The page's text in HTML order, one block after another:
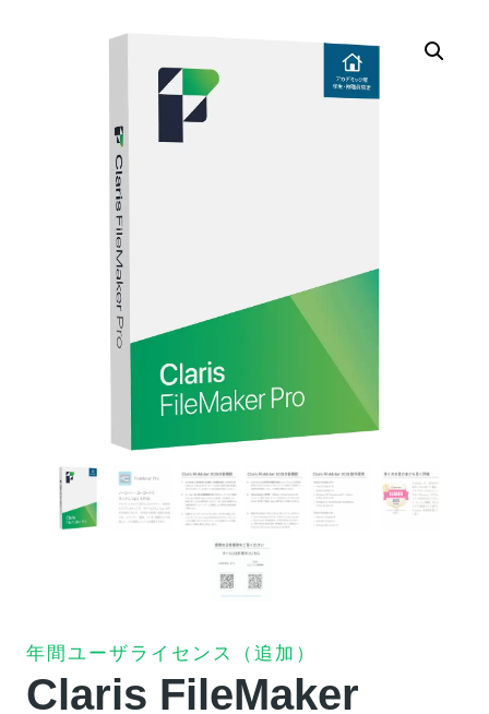
年間ユーザライセンス（追加）
Claris FileMaker